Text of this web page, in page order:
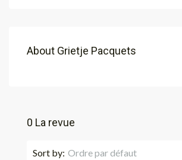
About Grietje Pacquets
0 La revue
Sort by: Ordre par défaut